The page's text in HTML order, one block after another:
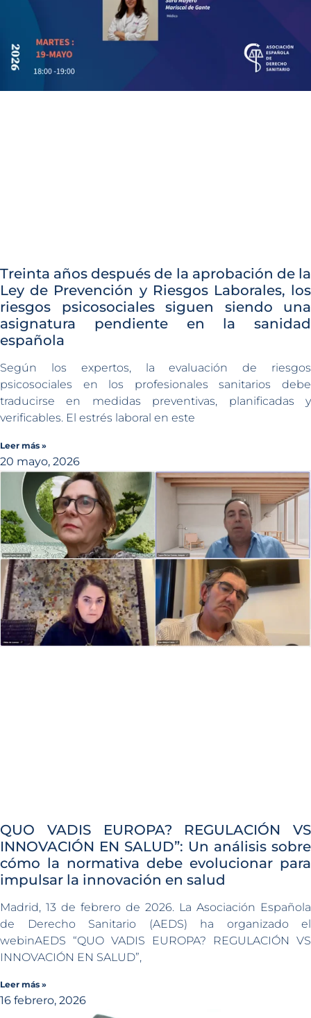
Treinta años después de la aprobación de la
Ley de Prevención y Riesgos Laborales, los
riesgos psicosociales siguen siendo una
asignatura pendiente en la sanidad
española
Según los expertos, la evaluación de riesgos
psicosociales en los profesionales sanitarios debe
traducirse en medidas preventivas, planificadas y
verificables. El estrés laboral en este
Leer más »
20 mayo, 2026
QUO VADIS EUROPA? REGULACIÓN VS
INNOVACIÓN EN SALUD”: Un análisis sobre
cómo la normativa debe evolucionar para
impulsar la innovación en salud
Madrid, 13 de febrero de 2026. La Asociación Española
de Derecho Sanitario (AEDS) ha organizado el
webinAEDS “QUO VADIS EUROPA? REGULACIÓN VS
INNOVACIÓN EN SALUD”,
Leer más »
16 febrero, 2026